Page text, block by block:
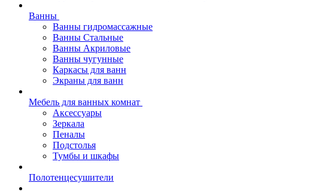
Ванны
Ванны гидромассажные
Ванны Стальные
Ванны Акриловые
Ванны чугунные
Каркасы для ванн
Экраны для ванн
Мебель для ванных комнат
Аксессуары
Зеркала
Пеналы
Подстолья
Тумбы и шкафы
Полотенцесушители